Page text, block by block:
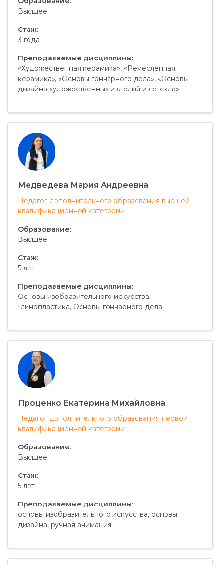
Высшее
Стаж:
3 года
Преподаваемые дисциплины:
«Художественная керамика», «Ремесленная
керамика», «Основы гончарного дела», «Основы
дизайна художественных изделий из стекла»
Медведева Мария Андреевна
Педагог дополнительного образования высшей
квалификационной категории
Образование:
Высшее
Стаж:
5 лет
Преподаваемые дисциплины:
Основы изобразительного искусства,
Глинопластика, Основы гончарного дела
Проценко Екатерина Михайловна
Педагог дополнительного образования первой
квалификационной категории
Образование:
Высшее
Стаж:
5 лет
Преподаваемые дисциплины:
основы изобразительного искусства, основы
дизайна, ручная анимация